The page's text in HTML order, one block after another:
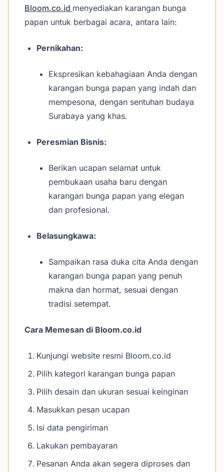
Bloom.co.id menyediakan karangan bunga
papan untuk berbagai acara, antara lain:
Pernikahan:
Ekspresikan kebahagiaan Anda dengan
karangan bunga papan yang indah dan
mempesona, dengan sentuhan budaya
Surabaya yang khas.
Peresmian Bisnis:
Berikan ucapan selamat untuk
pembukaan usaha baru dengan
karangan bunga papan yang elegan
dan profesional.
Belasungkawa:
Sampaikan rasa duka cita Anda dengan
karangan bunga papan yang penuh
makna dan hormat, sesuai dengan
tradisi setempat.
Cara Memesan di Bloom.co.id
Kunjungi website resmi Bloom.co.id
Pilih kategori karangan bunga papan
Pilih desain dan ukuran sesuai keinginan
Masukkan pesan ucapan
Isi data pengiriman
Lakukan pembayaran
Pesanan Anda akan segera diproses dan